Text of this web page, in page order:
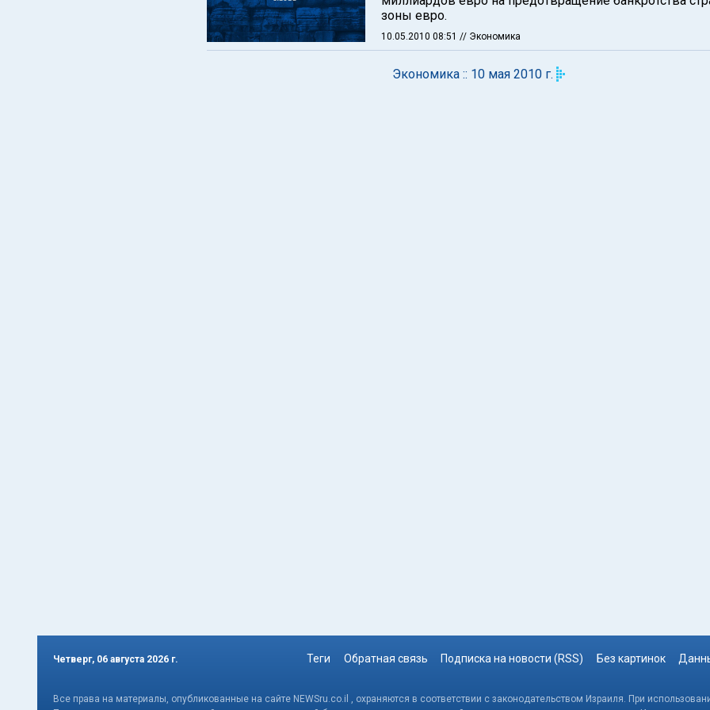
зоны евро.
10.05.2010 08:51 // Экономика
Экономика :: 10 мая 2010 г.
Четверг, 06 августа 2026 г. Теги Обратная связь Подписка на новости (RSS) Без картинок
Все права на материалы, опубликованные на сайте NEWSru.co.il , охраняются в соответствии с законодательством Израиля. При